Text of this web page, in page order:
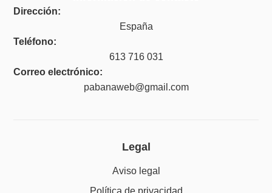
Dirección:
España
Teléfono:
613 716 031
Correo electrónico:
pabanaweb@gmail.com
Legal
Aviso legal
Política de privacidad